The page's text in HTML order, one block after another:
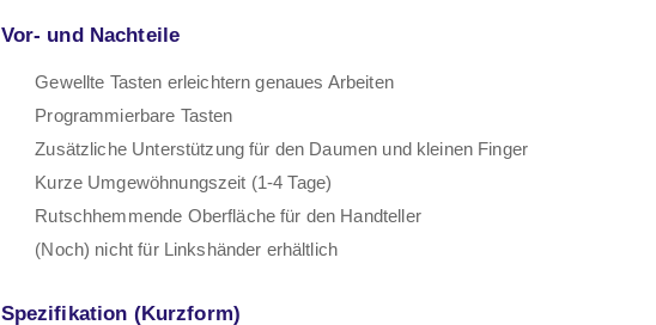
Vor- und Nachteile
Gewellte Tasten erleichtern genaues Arbeiten
Programmierbare Tasten
Zusätzliche Unterstützung für den Daumen und kleinen Finger
Kurze Umgewöhnungszeit (1-4 Tage)
Rutschhemmende Oberfläche für den Handteller
(Noch) nicht für Linkshänder erhältlich
Spezifikation (Kurzform)